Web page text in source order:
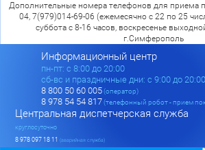
Дополнительные номера телефонов для приема
04, 7(979)014-69-06 (ежемесячно с 22 по 25
суббота с 8-16 часов, воскресенье
г.Симферополь
Информационный центр
пн-пт: c 8:00 до 20:00
сб-вс и праздничные дни: с 9:00 до 20:00
8 800 50 60 005(оператор)
8 978 54 54 817(телефонный робот - прием
Центральная диспетчерская служба
круглосуточно
8 978 097 18 11 (аварийная служба)